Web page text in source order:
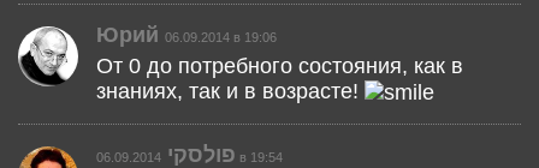
Юрий 06.09.2014 в 19:06
От 0 до потребного состояния, как в
знаниях, так и в возрасте!
פולסקי 06.09.2014 в 19:54